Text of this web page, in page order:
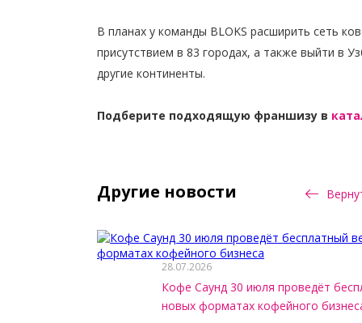
В планах у команды BLOKS расширить сеть
присутствием в 83 городах, а также выйти в
другие континенты.
Подберите подходящую франшизу в
Другие новости
28.07.2026
Кофе Саунд 30 июля проведёт
новых форматах кофейного